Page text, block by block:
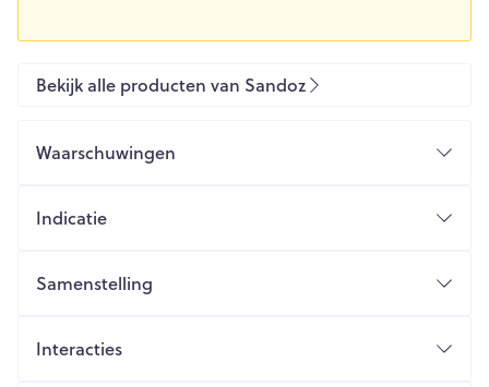
Bekijk alle producten van Sandoz
Waarschuwingen
Indicatie
Samenstelling
Interacties